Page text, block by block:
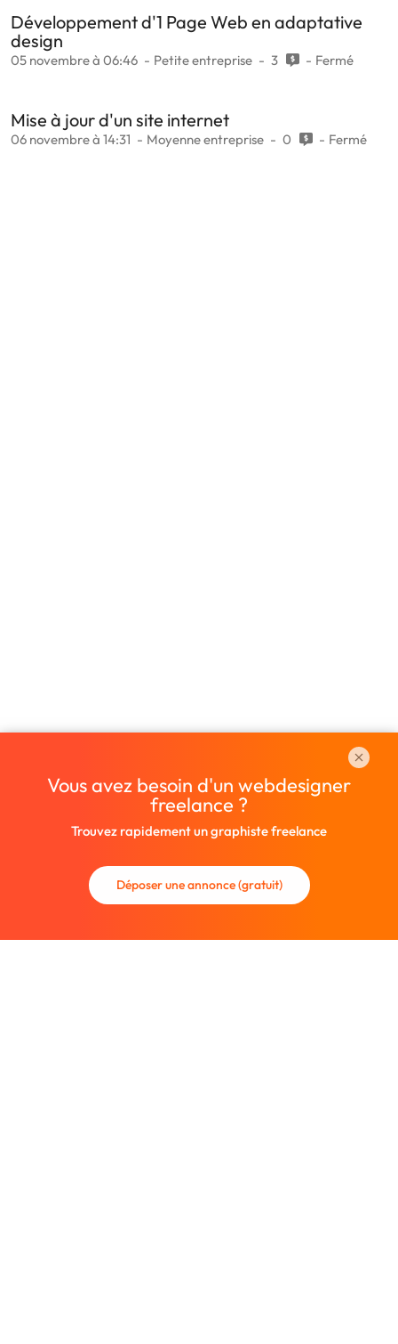
Développement d'1 Page Web en adaptative
design
05 novembre à 06:46 Petite entreprise 3 Fermé
Mise à jour d'un site internet
06 novembre à 14:31 Moyenne entreprise 0 Fermé
Vous avez besoin d'un webdesigner
freelance ?
Trouvez rapidement un graphiste freelance
Déposer une annonce (gratuit)